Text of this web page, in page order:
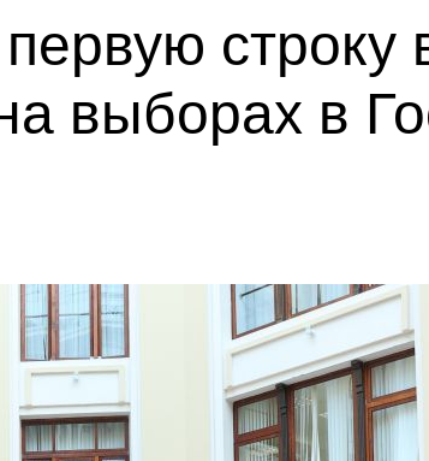
строку
выборах в